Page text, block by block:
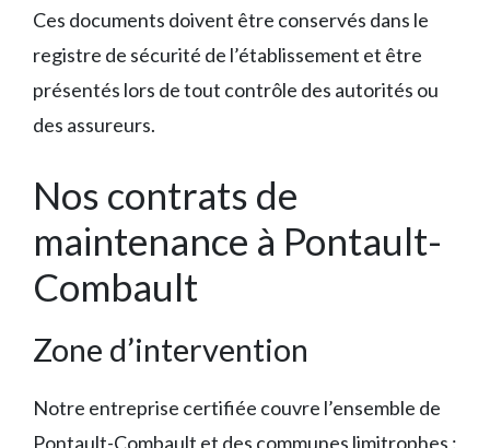
Ces documents doivent être conservés dans le
registre de sécurité de l’établissement et être
présentés lors de tout contrôle des autorités ou
des assureurs.
Nos contrats de
maintenance à Pontault-
Combault
Zone d’intervention
Notre entreprise certifiée couvre l’ensemble de
Pontault-Combault et des communes limitrophes :